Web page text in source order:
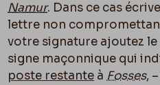
Namur. Dans ce cas
lettre non
votre signature ajoutez le
signe maçonnique qui
poste restante à Fosses,